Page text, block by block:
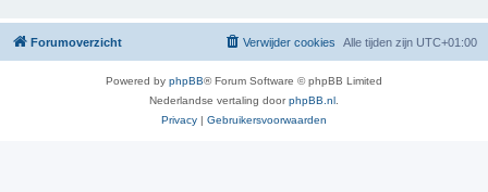
Forumoverzicht Alle tijden zijn UTC+01:00
Verwijder cookies
Powered by phpBB® Forum Software © phpBB Limited
Nederlandse vertaling doorphpBB.nl
Privacy | Gebruikersvoorwaarden